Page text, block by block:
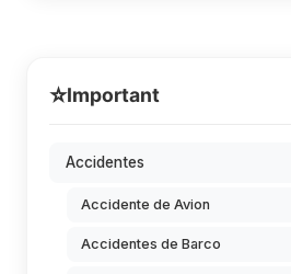
⭐Important
Accidentes
Accidente de Avion
Accidentes de Barco